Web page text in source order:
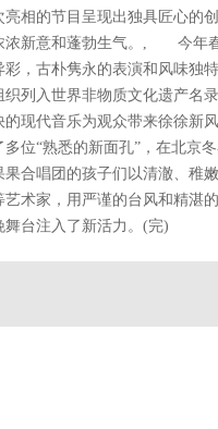
亮相的节目呈现出独具匠心的
浓新意和蓬勃生气。, 今年春
彩，古朴隽永的表演和风味独
织列入世界非物质文化遗产名
的现代音乐为观众带来徐徐
多位“熟悉的新面孔”，在北京
果合唱团的孩子们以清澈、稚
艺术家，用严谨的台风和精湛
舞台注入了新活力。(完)